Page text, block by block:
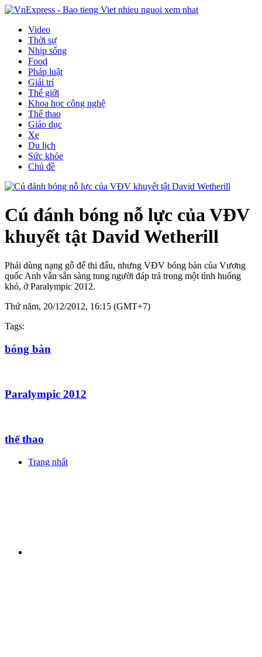
Video
Thời sự
Nhịp sống
Food
Pháp luật
Giải trí
Thế giới
Khoa học công nghệ
Thể thao
Giáo dục
Xe
Du lịch
Sức khỏe
Chủ đề
Cú đánh bóng nỗ lực của VĐV
khuyết tật David Wetherill
Phải dùng nạng gỗ để thi đấu, nhưng VĐV bóng bàn của Vương
quốc Anh vẫn sẵn sàng tung người đáp trả trong một tình huống
khó, ở Paralympic 2012.
Thứ năm, 20/12/2012, 16:15 (GMT+7)
Tags:
bóng bàn
Paralympic 2012
thể thao
Trang nhất